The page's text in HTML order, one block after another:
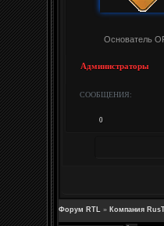
Основатель
Администраторы
СООБЩЕНИЯ:
0
Форум RTL » Компания